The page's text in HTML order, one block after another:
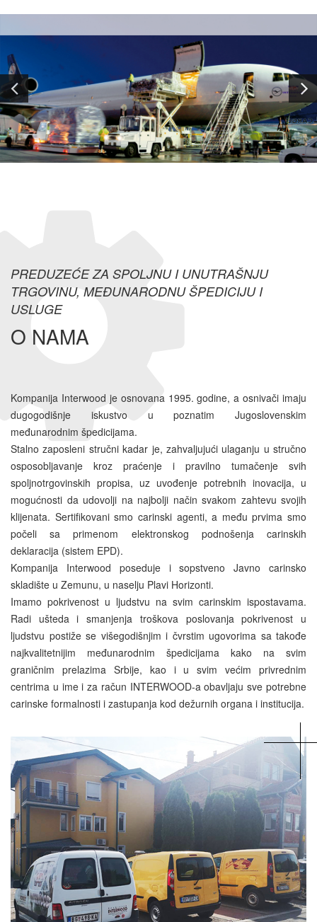
Previous
PREDUZEĆE ZA SPOLJNU I UNUTRAŠNJU
TRGOVINU, MEĐUNARODNU ŠPEDICIJU I
USLUGE
O NAMA
Kompanija Interwood je osnovana 1995. godine, a osnivači imaju
dugogodišnje iskustvo u poznatim Jugoslovenskim
međunarodnim špedicijama.
Stalno zaposleni stručni kadar je, zahvaljujući ulaganju u stručno
osposobljavanje kroz praćenje i pravilno tumačenje svih
spoljnotrgovinskih propisa, uz uvođenje potrebnih inovacija, u
mogućnosti da udovolji na najbolji način svakom zahtevu svojih
klijenata. Sertifikovani smo carinski agenti, a među prvima smo
počeli sa primenom elektronskog podnošenja carinskih
deklaracija (sistem EPD).
Kompanija Interwood poseduje i sopstveno Javno carinsko
skladište u Zemunu, u naselju Plavi Horizonti.
Imamo pokrivenost u ljudstvu na svim carinskim ispostavama.
Radi ušteda i smanjenja troškova poslovanja pokrivenost u
ljudstvu postiže se višegodišnjim i čvrstim ugovorima sa takođe
najkvalitetnijim međunarodnim špedicijama kako na svim
graničnim prelazima Srbije, kao i u svim većim privrednim
centrima u ime i za račun INTERWOOD-a obavljaju sve potrebne
carinske formalnosti i zastupanja kod dežurnih organa i institucija.